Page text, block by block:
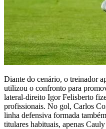
Diante do cenário, o treinador
utilizou o confronto para
lateral-direito Igor Felisberto
profissionais. No gol, Carlos
linha defensiva formada
titulares habituais, apenas